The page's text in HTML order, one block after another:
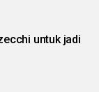
untuk jadi